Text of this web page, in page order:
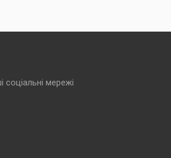
соціальні мережі